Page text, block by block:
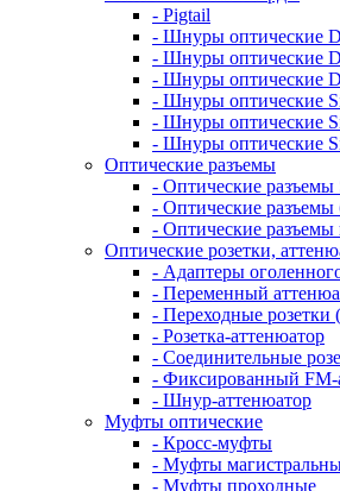
- Pigtail
- Шнуры оптические
- Шнуры оптические
- Шнуры оптические
- Шнуры оптические
- Шнуры оптические
- Шнуры оптические
Оптические разъемы
- Оптические разъемы
- Оптические разъемы
- Оптические разъемы
Оптические розетки,
- Адаптеры
- Переменный
- Переходные розетки
- Розетка-аттенюатор
- Соединительные
- Фиксированный FM-
- Шнур-аттенюатор
Муфты оптические
- Кросс-муфты
- Муфты
- Муфты проходные